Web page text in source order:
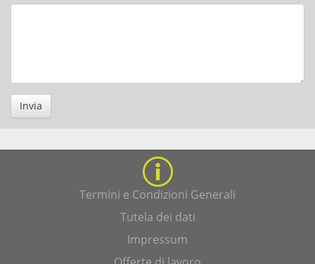
Invia
Termini e Condizioni Generali
Tutela dei dati
Impressum